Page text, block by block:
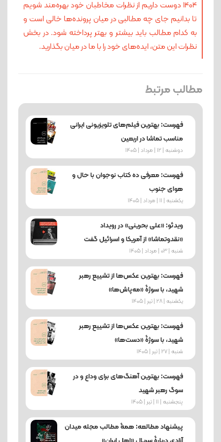
1404 دوست داریم از نظرات مخاطبان خود بهره‌مند شویم
تا بدانیم جای چه مطالبی در میان پرونده‌ها خالی است و
به کدام مطالب باید بیشتر و بهتر پرداخته شود. در بخش
نظرات این متن، ایده‌های خود را با ما در میان بگذارید.
مطالب مرتبط
فهرست: بهترین فیلم‌های تلویزیونی ایرانی
مناسب تماشا در اربعین
دوشنبه | 12 | مرداد | 1405
فهرست: معرفی ده کتاب نوجوان با حال و
هوای جنوب
یکشنبه | 11 | مرداد | 1405
ویدئو: «علی بحرینی» در رویداد
«نقدوتماشا» از آمریکا و اسرائیل گفت
شنبه | 03 | مرداد | 1405
فهرست: بهترین عکس‌ها از تشییع رهبر
شهید، با سوژۀ «مه‌پاش‌ها»
یکشنبه | 28 | تیر | 1405
فهرست: بهترین عکس‌ها از تشییع رهبر
شهید، با سوژۀ «دست‌ها»
شنبه | 27 | تیر | 1405
فهرست: بهترین آهنگ‌های برای وداع و در
سوگ رهبر شهید
پنجشنبه | 11 | تیر | 1405
پیشنهاد مطالعه: همۀ مطالب مجله میدان